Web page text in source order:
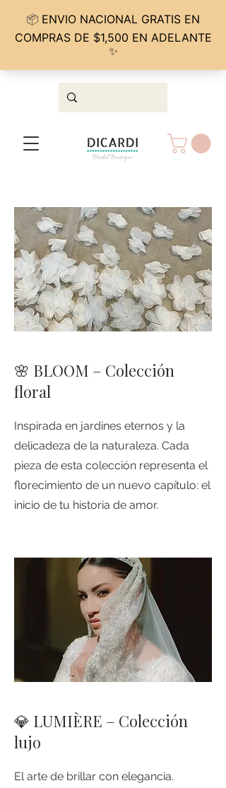
🌸 BLOOM – Colección
floral
Inspirada en jardines eternos y la
delicadeza de la naturaleza. Cada
pieza de esta colección representa el
florecimiento de un nuevo capítulo: el
inicio de tu historia de amor.
💎 LUMIÈRE – Colección
lujo
El arte de brillar con elegancia.